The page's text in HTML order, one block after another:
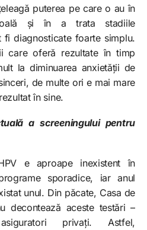
puterea pe care o au în
și în a trata stadiile
diagnosticate foarte simplu.
care oferă rezultate în timp
la diminuarea anxietății de
de multe ori e mai mare
în sine.
a screeningului pentru
e aproape inexistent în
sporadice, iar anul
unul. Din păcate, Casa de
decontează aceste testări –
privați. Astfel,